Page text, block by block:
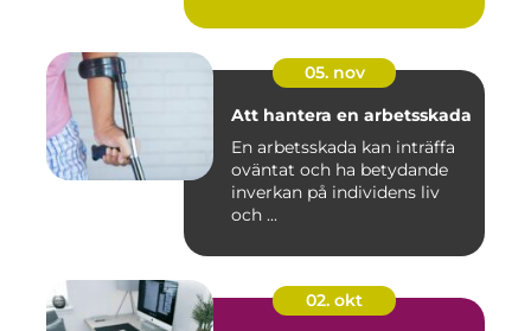
05. nov
Att hantera en arbetsskada
En arbetsskada kan inträffa
oväntat och ha betydande
inverkan på individens liv
och ...
02. okt